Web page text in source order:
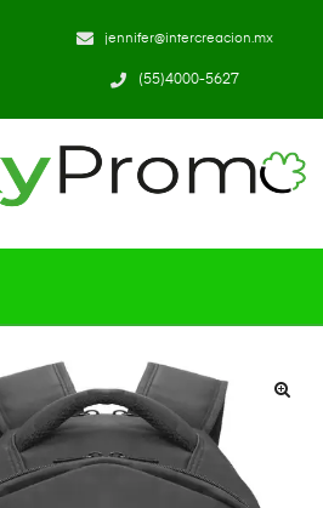
jennifer@intercreacion.mx
(55)4000-5627